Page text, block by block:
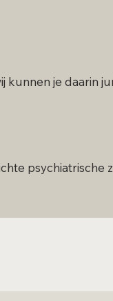
je daarin
psychiatrische